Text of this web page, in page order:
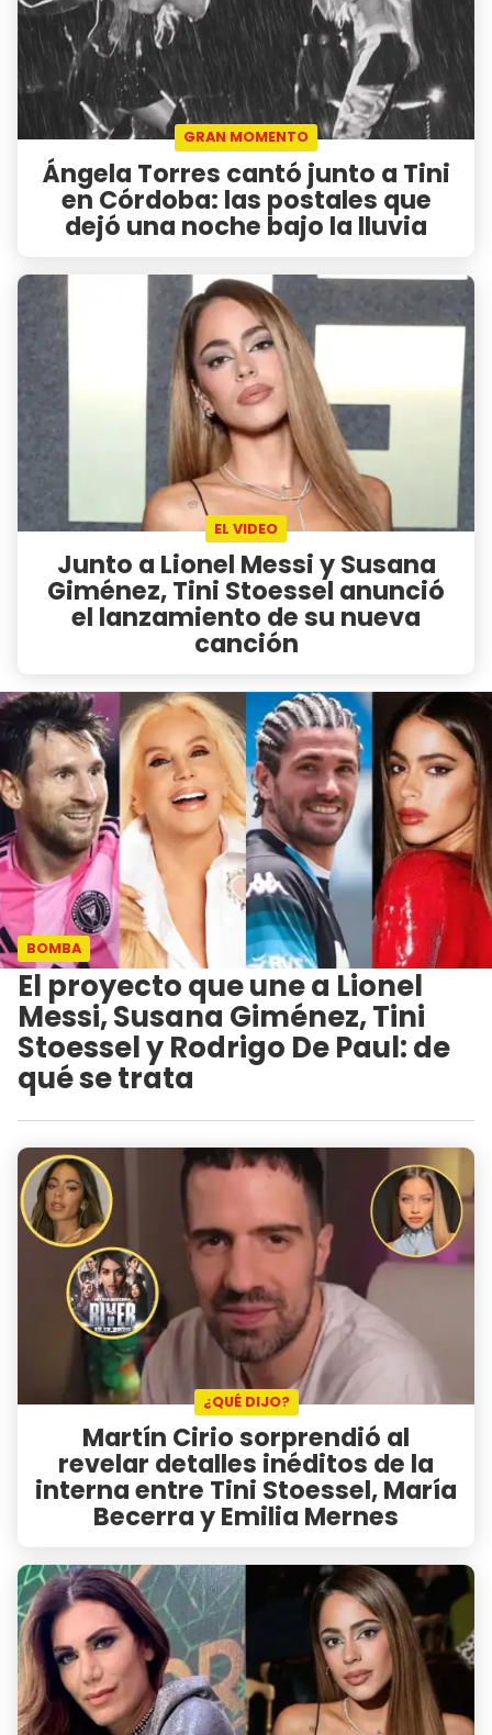
GRAN MOMENTO
Ángela Torres cantó junto a Tini
en Córdoba: las postales que
dejó una noche bajo la lluvia
EL VIDEO
Junto a Lionel Messi y Susana
Giménez, Tini Stoessel anunció
el lanzamiento de su nueva
canción
BOMBA
El proyecto que une a Lionel
Messi, Susana Giménez, Tini
Stoessel y Rodrigo De Paul: de
qué se trata
¿QUÉ DIJO?
Martín Cirio sorprendió al
revelar detalles inéditos de la
interna entre Tini Stoessel, María
Becerra y Emilia Mernes